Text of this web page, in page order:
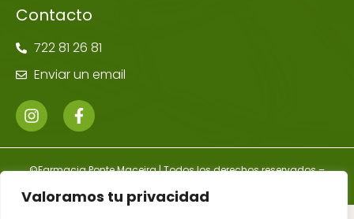
Valoramos tu privacidad
Contacto
722 81 26 81
Enviar un email
©Farmacia Ponte Maceira | Todos los derechos reservados –